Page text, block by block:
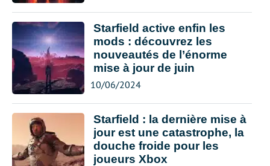
Starfield active enfin les
mods : découvrez les
nouveautés de l’énorme
mise à jour de juin
10/06/2024
Starfield : la dernière mise à
jour est une catastrophe, la
douche froide pour les
joueurs Xbox